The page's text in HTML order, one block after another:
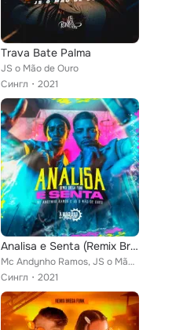
Trava Bate Palma
JS o Mão de Ouro
Сингл
2021
Analisa e Senta (Remix Brega Funk)
Mc Andynho Ramos, JS o Mão de Ouro
Сингл
2021